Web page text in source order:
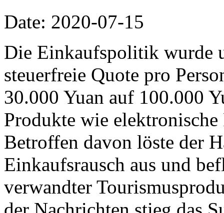
Date: 2020-07-15
Die Einkaufspolitik wurde
steuerfreie Quote pro
30.000 Yuan auf 100.000
Produkte wie
Betroffen davon löste der
Einkaufsrausch aus und
verwandter